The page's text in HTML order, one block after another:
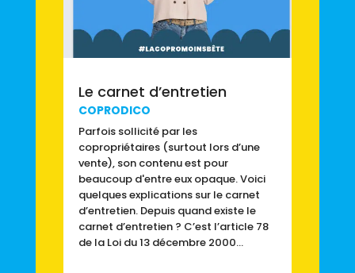
Le carnet d’entretien
COPRODICO
Parfois sollicité par les
copropriétaires (surtout lors d’une
vente), son contenu est pour
beaucoup d'entre eux opaque. Voici
quelques explications sur le carnet
d’entretien. Depuis quand existe le
carnet d’entretien ? C’est l’article 78
de la Loi du 13 décembre 2000...